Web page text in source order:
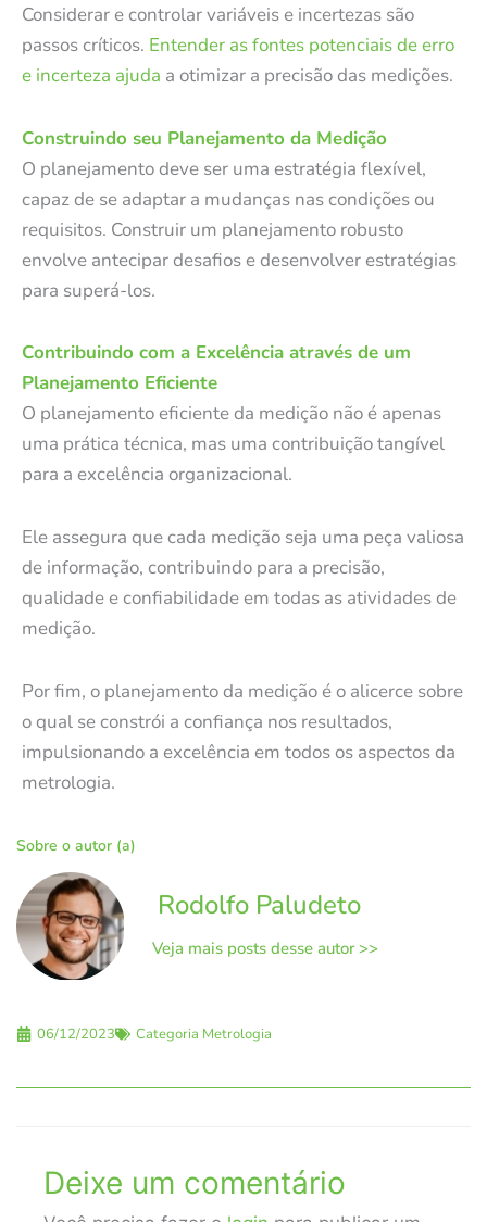
Considerar e controlar variáveis e incertezas são
passos críticos. Entender as fontes potenciais de erro
e incerteza ajuda a otimizar a precisão das medições.
Construindo seu Planejamento da Medição
O planejamento deve ser uma estratégia flexível,
capaz de se adaptar a mudanças nas condições ou
requisitos. Construir um planejamento robusto
envolve antecipar desafios e desenvolver estratégias
para superá-los.
Contribuindo com a Excelência através de um
Planejamento Eficiente
O planejamento eficiente da medição não é apenas
uma prática técnica, mas uma contribuição tangível
para a excelência organizacional.
Ele assegura que cada medição seja uma peça valiosa
de informação, contribuindo para a precisão,
qualidade e confiabilidade em todas as atividades de
medição.
Por fim, o planejamento da medição é o alicerce sobre
o qual se constrói a confiança nos resultados,
impulsionando a excelência em todos os aspectos da
metrologia.
Sobre o autor (a)
Rodolfo Paludeto
Veja mais posts desse autor >>
06/12/2023 Categoria Metrologia
Deixe um comentário